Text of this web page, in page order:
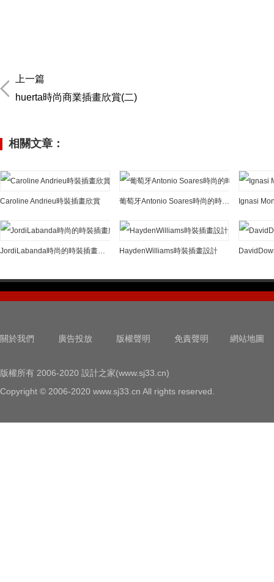
上一篇
huerta時尚商業插畫欣賞(二)
相關文章：
Caroline Andrieu時裝插畫欣賞 葡萄牙Antonio Soares時尚的時裝插畫 Ignasi
JordiLabanda時尚的時裝插畫欣賞 HaydenWilliams時裝插畫設計
關於我們 廣告投放 版權聲明 免責聲明 網站地圖
版權所有 2006-2020 設計之家(www.sj33.cn)
Copyright © 2006-2020 www.sj33.cn All rights reserved.